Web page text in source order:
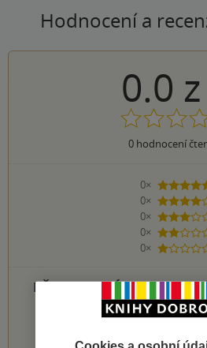
Hodnocení a
0.0 z
0hodnocení
0×
5
0×
4
0×
3
0×
2
0×
1
PŘIDEJTE SVÉ
1 2 3 4 5